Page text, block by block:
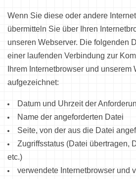
Wenn Sie diese oder andere
übermitteln Sie über Ihren
unseren Webserver. Die folgenden
einer laufenden Verbindung zur
Ihrem Internetbrowser und unserem
aufgezeichnet:
Datum und Uhrzeit der
Name der angeforderten Datei
Seite, von der aus die Datei
Zugriffsstatus (Datei übertragen,
etc.)
verwendete Internetbrowser und